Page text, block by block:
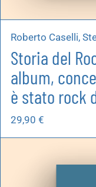
Roberto Caselli,
Storia del
album,
è stato rock
29,90 €